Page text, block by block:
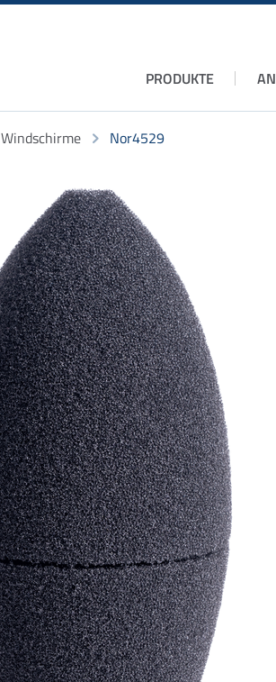
Navigation
PRODUKTE
Windschirme Nor4529